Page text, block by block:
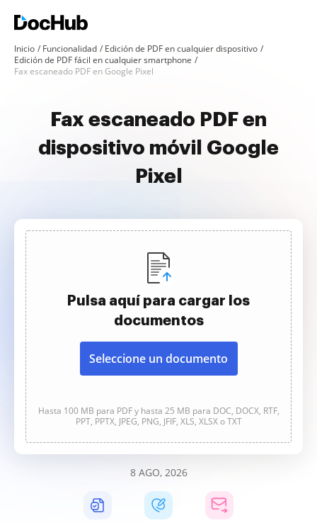
Inicio Funcionalidad
Edición de PDF en cualquier dispositivo
Edición de PDF fácil en cualquier smartphone
Fax escaneado PDF en Google Pixel
Fax escaneado PDF en
dispositivo móvil Google
Pixel
Pulsa aquí para cargar los
documentos
Seleccione un documento
Hasta 100 MB para PDF y hasta 25 MB para DOC, DOCX, RTF,
PPT, PPTX, JPEG, PNG, JFIF, XLS, XLSX o TXT
8 AGO, 2026